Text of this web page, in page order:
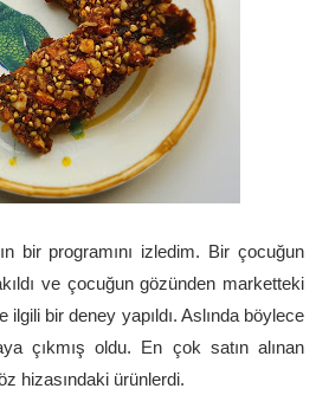
bir programını izledim. Bir çocuğun
ve çocuğun gözünden marketteki
ilgili bir deney yapıldı. Aslında böylece
çıkmış oldu. En çok satın alınan
hizasındaki ürünlerdi.